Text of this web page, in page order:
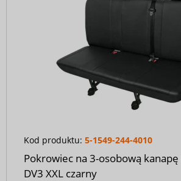
Kod produktu: 5-1549-244-4010
Pokrowiec na 3-osobową kanapę
DV3 XXL czarny